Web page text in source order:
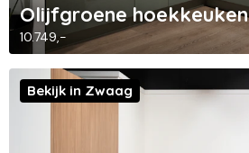
Olijfgroene hoekkeuken
10.749,-
Bekijk in Zwaag